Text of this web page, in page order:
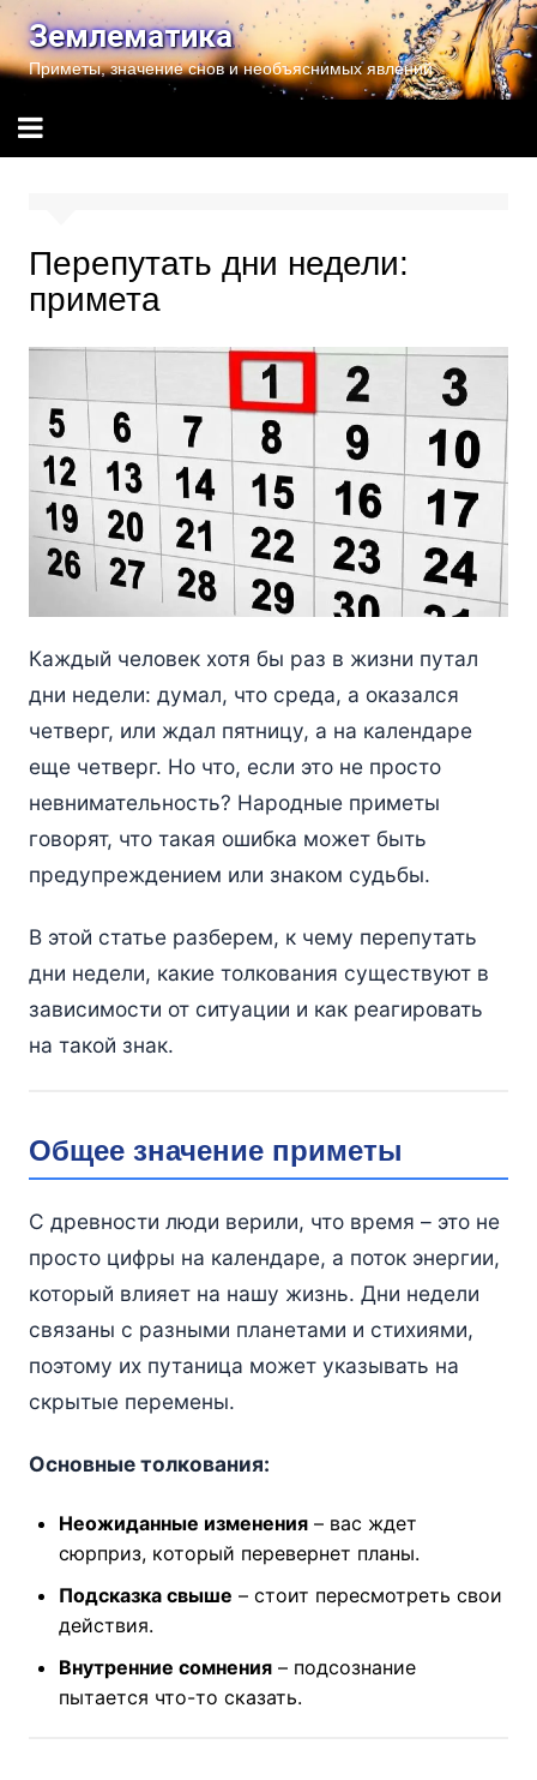
Перейти
содержимому
Землематика
Приметы, значение снов и необъяснимых явлений
Перепутать дни недели:
примета
Каждый человек хотя бы раз в жизни путал
дни недели: думал, что среда, а оказался
четверг, или ждал пятницу, а на календаре
еще четверг. Но что, если это не просто
невнимательность? Народные приметы
говорят, что такая ошибка может быть
предупреждением или знаком судьбы.
В этой статье разберем, к чему перепутать
дни недели, какие толкования существуют в
зависимости от ситуации и как реагировать
на такой знак.
Общее значение приметы
С древности люди верили, что время – это не
просто цифры на календаре, а поток энергии,
который влияет на нашу жизнь. Дни недели
связаны с разными планетами и стихиями,
поэтому их путаница может указывать на
скрытые перемены.
Основные толкования:
Неожиданные изменения– вас ждет
сюрприз, который перевернет планы.
Подсказка свыше – стоит пересмотреть свои
действия.
Внутренние сомнения– подсознание
пытается что-то сказать.